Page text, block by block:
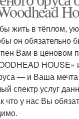
жить в тёплом,
он обязательно
Вам в ценовом
HOUSE»
— и Ваша
спектр услуг
что у нас Вы